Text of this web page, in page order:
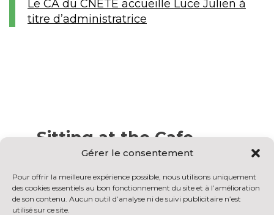
Gérer le consentement
Pour offrir la meilleure expérience possible, nous utilisons uniquement
des cookies essentiels au bon fonctionnement du site et à l’amélioration
de son contenu. Aucun outil d’analyse ni de suivi publicitaire n’est
utilisé sur ce site.
Le CA du CNETE accueille Luce Julien à
titre d’administratrice
Sitting at the Cafe
option congue nihil imperdiet doming id
quod mazim placerat facer possim assum.
Lorem ipsum dolor sit amet, consectetuer